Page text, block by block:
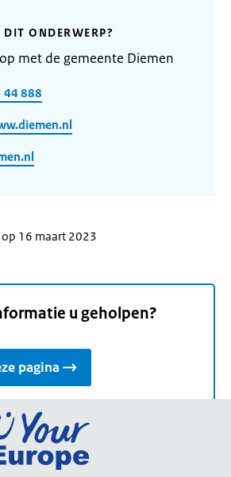
ONDERWERP?
met de gemeente Diemen
44 888
16 maart 2023
u geholpen?
pagina
Ga
de